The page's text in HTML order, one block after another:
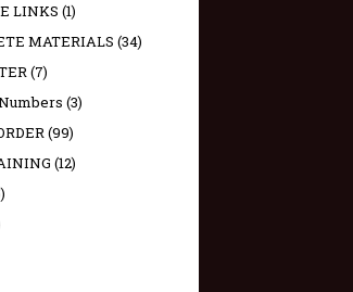
LINKS (1)
MATERIALS (34)
(7)
(3)
(99)
(12)